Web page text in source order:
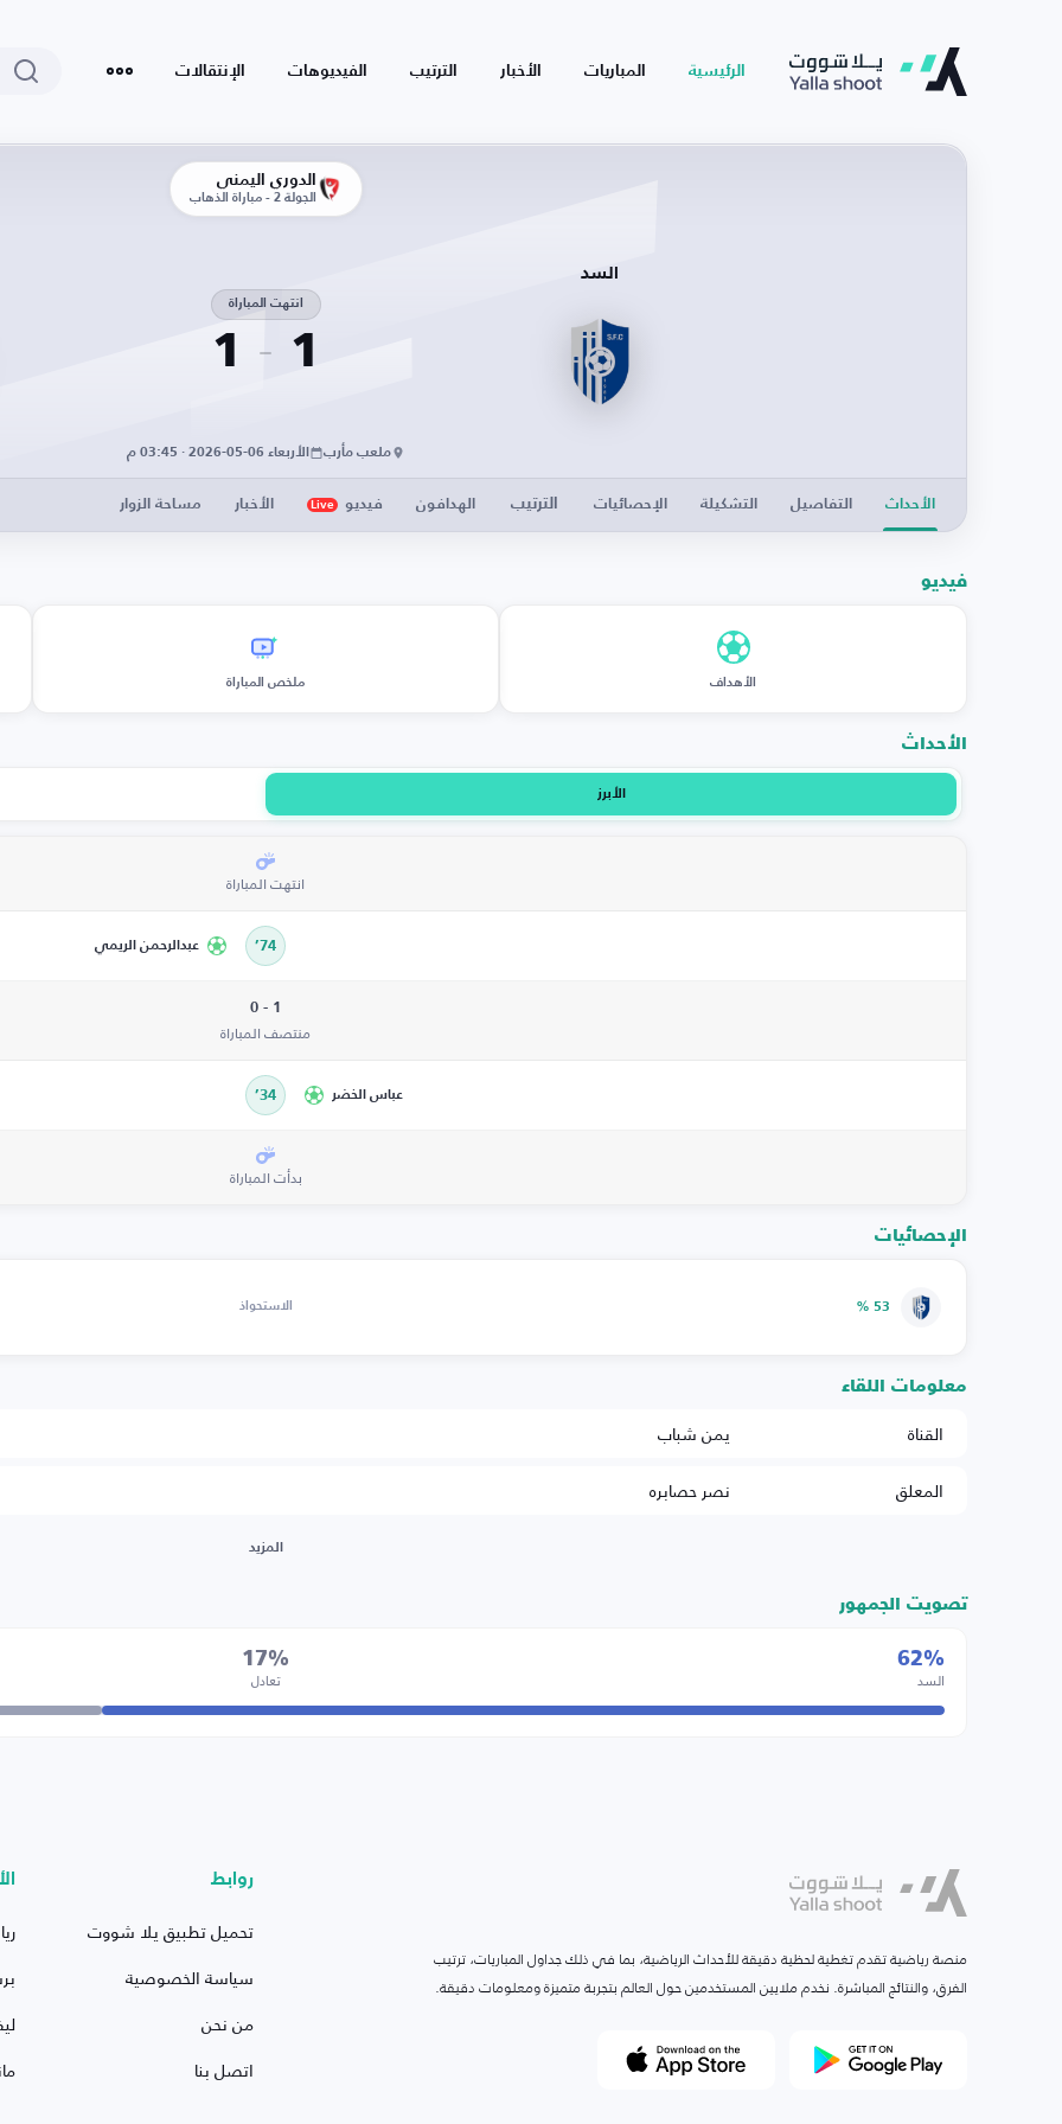
الرئيسية المباريات الأخبار الترتيب الفيديوهات الإنتقالات
الدوري اليمني
الجولة 2 - مباراة الذهاب
السد
1
انتهت المباراة
1
ملعب مأرب الأربعاء 06-05-2026 · 03:45 م
الأحداث التفاصيل التشكيلة الإحصائيات الترتيب الهدافون فيديو Live الأخبار مساحة الزوار
فيديو
الأهداف ملخص المباراة
الأحداث
الأبرز
انتهت المباراة
74’ عبدالرحمن الريمي
1 - 0
منتصف المباراة
عباس الخضر 34’
بدأت المباراة
الإحصائيات
53 % الاستحواذ
معلومات اللقاء
القناة
يمن شباب
المعلق
نصر حصابره
المزيد
تصويت الجمهور
62%
السد
17%
تعادل
منصة رياضية تقدم تغطية لحظية دقيقة للأحداث الرياضية، بما في ذلك جداول المباريات، ترتيب
الفرق، والنتائج المباشرة. نخدم ملايين المستخدمين حول العالم بتجربة متميزة ومعلومات دقيقة.
روابط
تحميل تطبيق يلا شووت
سياسة الخصوصية
من نحن
اتصل بنا